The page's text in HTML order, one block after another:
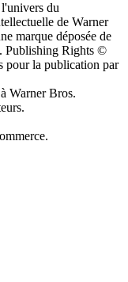
l'univers du
de Warner
marque déposée de
Rights ©
pour la publication par
Warner Bros.